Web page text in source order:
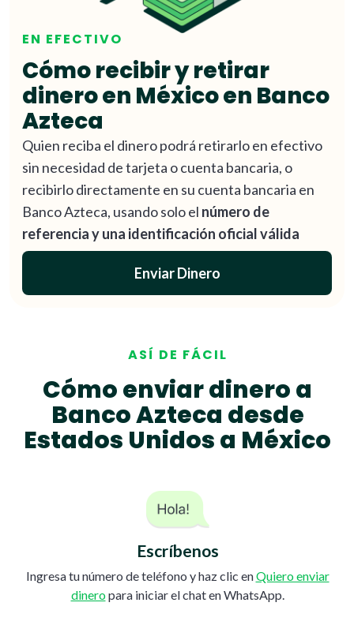
EN EFECTIVO
Cómo recibir y retirar
dinero en México en Banco
Azteca
Quien reciba el dinero podrá retirarlo en efectivo
sin necesidad de tarjeta o cuenta bancaria, o
recibirlo directamente en su cuenta bancaria en
Banco Azteca, usando solo el número de
referencia y una identificación oficial válida
Enviar Dinero
ASÍ DE FÁCIL
Cómo enviar dinero a
Banco Azteca desde
Estados Unidos a México
Escríbenos
Ingresa tu número de teléfono y haz clic enQuiero enviar
dineropara iniciar el chat en WhatsApp.